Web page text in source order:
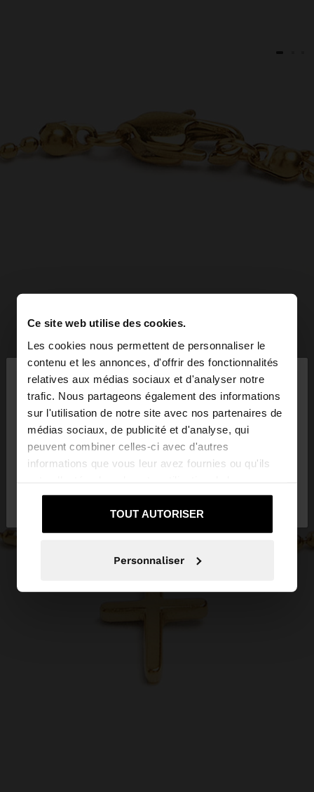
Ce site web utilise des cookies.
Les cookies nous permettent de personnaliser le
contenu et les annonces, d'offrir des fonctionnalités
relatives aux médias sociaux et d'analyser notre
trafic. Nous partageons également des informations
sur l'utilisation de notre site avec nos partenaires de
médias sociaux, de publicité et d'analyse, qui
peuvent combiner celles-ci avec d'autres
informations que vous leur avez fournies ou qu'ils
services.
TOUT AUTORISER
Personnaliser
bonjour ×
Vous accédez au site depuis Suisse. Voulez-vous
parcourir notre site au United States?